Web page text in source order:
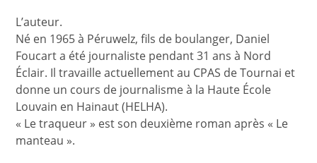
L’auteur.
Né en 1965 à Péruwelz, fils de boulanger, Daniel
Foucart a été journaliste pendant 31 ans à Nord
Éclair. Il travaille actuellement au CPAS de Tournai et
donne un cours de journalisme à la Haute École
Louvain en Hainaut (HELHA).
« Le traqueur » est son deuxième roman après « Le
manteau ».